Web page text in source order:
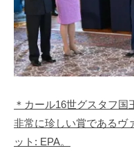
＊カール16世グスタフ
非常に珍しい賞であるヴ
ット: EPA。